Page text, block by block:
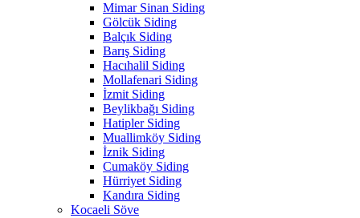
Mimar Sinan Siding
Gölcük Siding
Balçık Siding
Barış Siding
Hacıhalil Siding
Mollafenari Siding
İzmit Siding
Beylikbağı Siding
Hatipler Siding
Muallimköy Siding
İznik Siding
Cumaköy Siding
Hürriyet Siding
Kandıra Siding
Kocaeli Söve